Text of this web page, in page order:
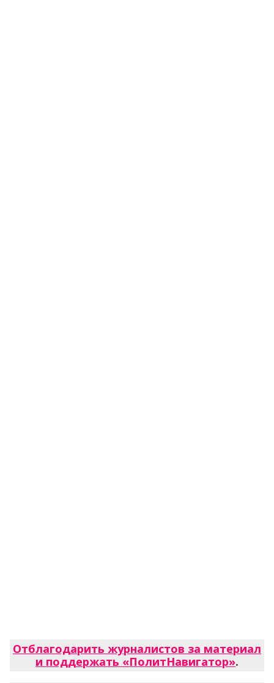
Отблагодарить журналистов за материал
и поддержать «ПолитНавигатор».